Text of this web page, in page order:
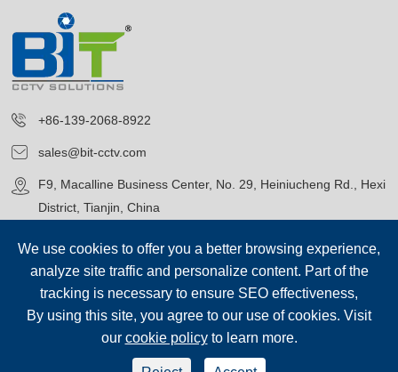
+86-139-2068-8922
sales@bit-cctv.com
F9, Macalline Business Center, No. 29, Heiniucheng Rd., Hexi
District, Tianjin, China
Copyright© Blue Icon (Tianjin) Technology Co., Ltd.
práva vyhrazena.
sep-footer
Mapa stránek
We use cookies to offer you a better browsing experience,
analyze site traffic and personalize content. Part of the
tracking is necessary to ensure SEO effectiveness,
By using this site, you agree to our use of cookies. Visit
our cookie policyto learn more.